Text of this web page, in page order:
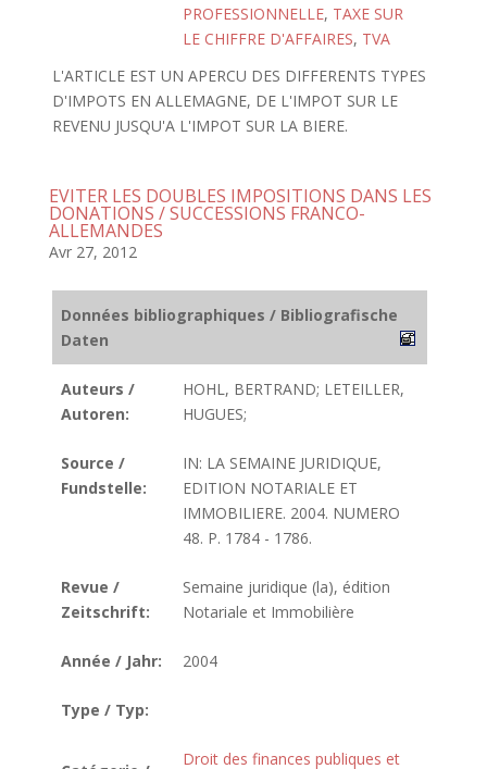
PROFESSIONNELLE, TAXE SUR
LE CHIFFRE D'AFFAIRES, TVA
L'ARTICLE EST UN APERCU DES DIFFERENTS TYPES
D'IMPOTS EN ALLEMAGNE, DE L'IMPOT SUR LE
REVENU JUSQU'A L'IMPOT SUR LA BIERE.
EVITER LES DOUBLES IMPOSITIONS DANS LES
DONATIONS / SUCCESSIONS FRANCO-
ALLEMANDES
Avr 27, 2012
Données bibliographiques / Bibliografische
Daten
Auteurs /
Autoren:
HOHL, BERTRAND; LETEILLER,
HUGUES;
Source /
Fundstelle:
IN: LA SEMAINE JURIDIQUE,
EDITION NOTARIALE ET
IMMOBILIERE. 2004. NUMERO
48. P. 1784 - 1786.
Revue /
Zeitschrift:
Semaine juridique (la), édition
Notariale et Immobilière
Année / Jahr: 2004
Type / Typ:
Droit des finances publiques et